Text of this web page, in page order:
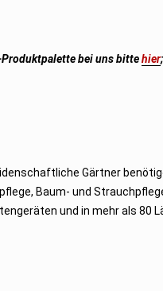
bei uns bittehier;
Gärtner
Baum- und
und in mehr als 80